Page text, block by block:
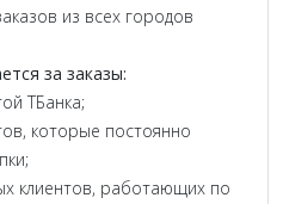
из всех городов
за заказы:
ТБанка;
которые постоянно
клиентов, работающих по